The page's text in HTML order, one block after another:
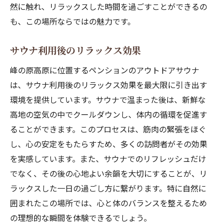
然に触れ、リラックスした時間を過ごすことができるの
も、この場所ならではの魅力です。
サウナ利用後のリラックス効果
峰の原高原に位置するペンションのアウトドアサウナ
は、サウナ利用後のリラックス効果を最大限に引き出す
環境を提供しています。サウナで温まった後は、新鮮な
高地の空気の中でクールダウンし、体内の循環を促進す
ることができます。このプロセスは、筋肉の緊張をほぐ
し、心の安定をもたらすため、多くの訪問者がその効果
を実感しています。また、サウナでのリフレッシュだけ
でなく、その後の心地よい余韻を大切にすることが、リ
ラックスした一日の過ごし方に繋がります。特に自然に
囲まれたこの場所では、心と体のバランスを整えるため
の理想的な瞬間を体験できるでしょう。